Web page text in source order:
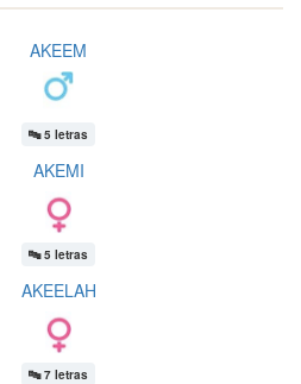
AKEEM
🔤5 letras
AKEMI
🔤5 letras
AKEELAH
🔤7 letras